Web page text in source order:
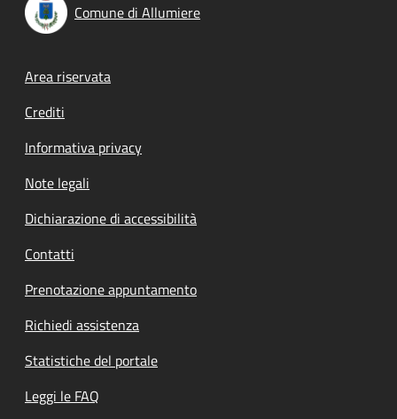
Comune di Allumiere
Footer menu
Area riservata
Crediti
Informativa privacy
Note legali
Dichiarazione di accessibilità
Contatti
Prenotazione appuntamento
Richiedi assistenza
Statistiche del portale
Leggi le FAQ